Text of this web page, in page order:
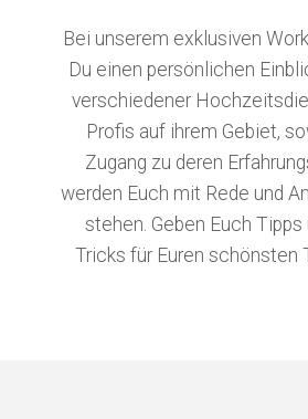
Bei unserem exklusiven
Du einen persönlichen
verschiedener
Profis auf ihrem Gebiet,
Zugang zu deren
werden Euch mit Rede und
stehen. Geben Euch Tipps
Tricks für Euren schönsten